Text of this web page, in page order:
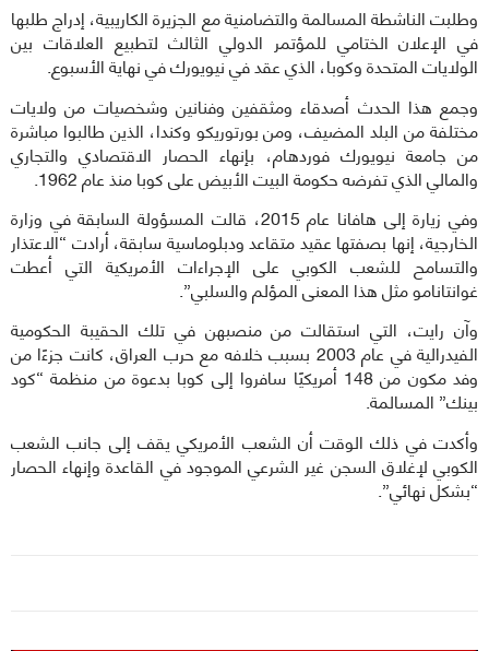
وطلبت الناشطة المسالمة والتضامنية مع الجزيرة الكاريبية، إدراج طلبها
في الإعلان الختامي للمؤتمر الدولي الثالث لتطبيع العلاقات بين
الولايات المتحدة وكوبا، الذي عقد في نيويورك في نهاية الأسبوع.
وجمع هذا الحدث أصدقاء ومثقفين وفنانين وشخصيات من ولايات
مختلفة من البلد المضيف، ومن بورتوريكو وكندا، الذين طالبوا مباشرة
من جامعة نيويورك فوردهام، بإنهاء الحصار الاقتصادي والتجاري
والمالي الذي تفرضه حكومة البيت الأبيض على كوبا منذ عام 1962.
وفي زيارة إلى هافانا عام 2015، قالت المسؤولة السابقة في وزارة
الخارجية، إنها بصفتها عقيد متقاعد ودبلوماسية سابقة، أرادت “الاعتذار
والتسامح للشعب الكوبي على الإجراءات الأمريكية التي أعطت
غوانتانامو مثل هذا المعنى المؤلم والسلبي”.
وآن رايت، التي استقالت من منصبهن في تلك الحقيبة الحكومية
الفيدرالية في عام 2003 بسبب خلافه مع حرب العراق، كانت جزءًا من
وفد مكون من 148 أمريكيًا سافروا إلى كوبا بدعوة من منظمة “كود
بينك” المسالمة.
وأكدت في ذلك الوقت أن الشعب الأمريكي يقف إلى جانب الشعب
الكوبي لإغلاق السجن غير الشرعي الموجود في القاعدة وإنهاء الحصار
“بشكل نهائي”.